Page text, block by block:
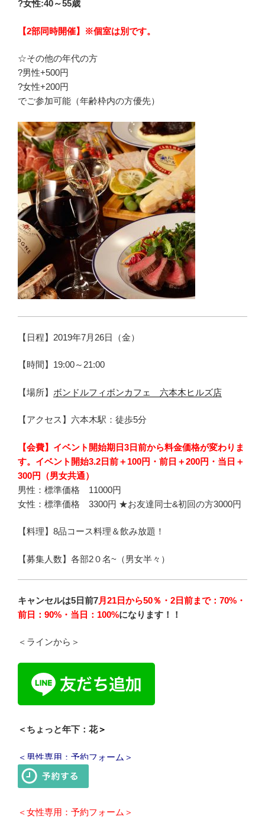
?女性:40～55歳
【2部同時開催】※個室は別です。
☆その他の年代の方
?男性+500円
?女性+200円
でご参加可能（年齢枠内の方優先）
【日程】2019年7月26日（金）
【時間】19:00～21:00
【場所】 ボンドルフィボンカフェ 六本木ヒルズ店
【アクセス】六本木駅：徒歩5分
【会費】 イベント開始期日3日前から料金価格が変わりま
す。イベント開始3.2日前＋100円 ・前日＋200円 ・当日＋
300円（男女共通）
男性：標準価格 11000円
女性：標準価格 3300円 ★お友達同士&初回の方3000円
【料理】8品コース料理＆飲み放題！
【募集人数】各部2０名~（男女半々）
キャンセルは5日前7月21日から50％・2日前まで：70%・
前日：90%・当日：100%になります！！
＜ラインから＞
＜ちょっと年下：花＞
＜男性専用：予約フォーム＞
＜女性専用：予約フォーム＞